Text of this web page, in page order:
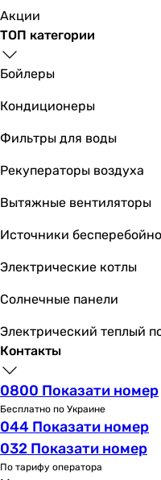
233 мм
Высота в упаковке
162 мм
186 мм
256 мм
Вес в упаковке
2.01 кг
Гарантия
24 мес.
24 мес.
Если электрический
Акции
ТОП категории
Бойлеры
Кондиционеры
Фильтры для воды
Рекуператоры воздуха
Вытяжные вентиляторы
Источники
Электрические котлы
Солнечные панели
Электрический теплый
Контакты
0800 Показати номер
Бесплатно по Украине
044 Показати номер
032 Показати номер
По тарифу оператора